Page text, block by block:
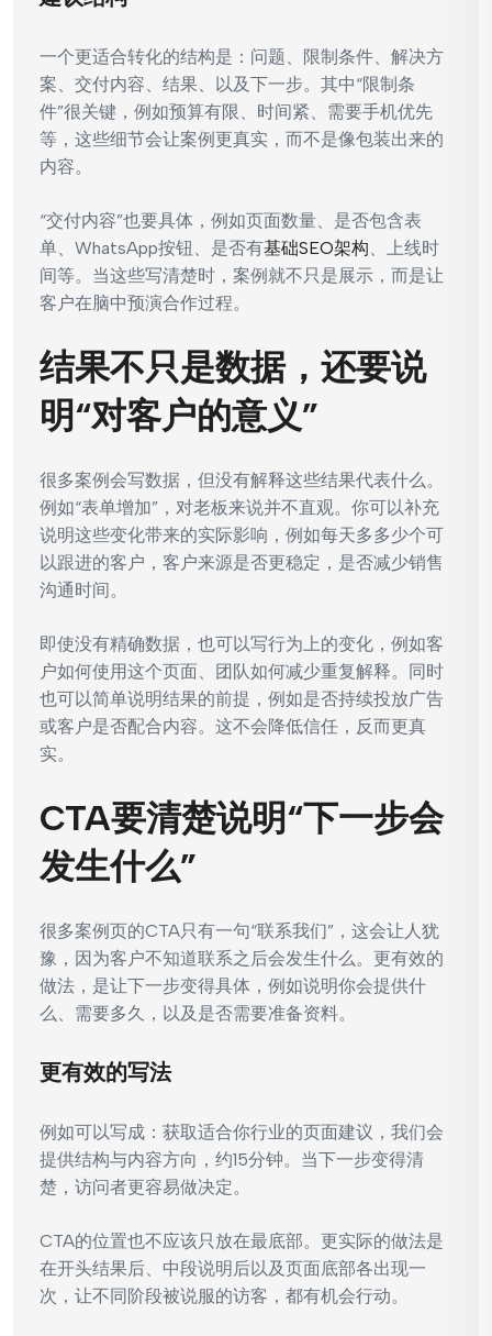
一个更适合转化的结构是：问题、限制条件、解决方
案、交付内容、结果、以及下一步。其中“限制条
件”很关键，例如预算有限、时间紧、需要手机优先
等，这些细节会让案例更真实，而不是像包装出来的
内容。
“交付内容”也要具体，例如页面数量、是否包含表
单、WhatsApp按钮、是否有基础SEO架构、上线时
间等。当这些写清楚时，案例就不只是展示，而是让
客户在脑中预演合作过程。
结果不只是数据，还要说
明“对客户的意义”
很多案例会写数据，但没有解释这些结果代表什么。
例如“表单增加”，对老板来说并不直观。你可以补充
说明这些变化带来的实际影响，例如每天多多少个可
以跟进的客户，客户来源是否更稳定，是否减少销售
沟通时间。
即使没有精确数据，也可以写行为上的变化，例如客
户如何使用这个页面、团队如何减少重复解释。同时
也可以简单说明结果的前提，例如是否持续投放广告
或客户是否配合内容。这不会降低信任，反而更真
实。
CTA要清楚说明“下一步会
发生什么”
很多案例页的CTA只有一句“联系我们”，这会让人犹
豫，因为客户不知道联系之后会发生什么。更有效的
做法，是让下一步变得具体，例如说明你会提供什
么、需要多久，以及是否需要准备资料。
更有效的写法
例如可以写成：获取适合你行业的页面建议，我们会
提供结构与内容方向，约15分钟。当下一步变得清
楚，访问者更容易做决定。
CTA的位置也不应该只放在最底部。更实际的做法是
在开头结果后、中段说明后以及页面底部各出现一
次，让不同阶段被说服的访客，都有机会行动。